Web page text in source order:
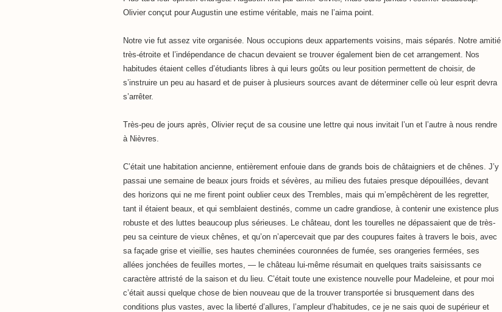
Olivier conçut pour Augustin une estime véritable, mais ne l’aima point.
Notre vie fut assez vite organisée. Nous occupions deux appartements voisins, mais séparés. Notre amitié
très-étroite et l’indépendance de chacun devaient se trouver également bien de cet arrangement. Nos
habitudes étaient celles d’étudiants libres à qui leurs goûts ou leur position permettent de choisir, de
s’instruire un peu au hasard et de puiser à plusieurs sources avant de déterminer celle où leur esprit devra
s’arrêter.
Très-peu de jours après, Olivier reçut de sa cousine une lettre qui nous invitait l’un et l’autre à nous rendre
à Nièvres.
C’était une habitation ancienne, entièrement enfouie dans de grands bois de châtaigniers et de chênes. J’y
passai une semaine de beaux jours froids et sévères, au milieu des futaies presque dépouillées, devant
des horizons qui ne me firent point oublier ceux des Trembles, mais qui m’empêchèrent de les regretter,
tant il étaient beaux, et qui semblaient destinés, comme un cadre grandiose, à contenir une existence plus
robuste et des luttes beaucoup plus sérieuses. Le château, dont les tourelles ne dépassaient que de très-
peu sa ceinture de vieux chênes, et qu’on n’apercevait que par des coupures faites à travers le bois, avec
sa façade grise et vieillie, ses hautes cheminées couronnées de fumée, ses orangeries fermées, ses
allées jonchées de feuilles mortes, — le château lui-même résumait en quelques traits saisissants ce
caractère attristé de la saison et du lieu. C’était toute une existence nouvelle pour Madeleine, et pour moi
c’était aussi quelque chose de bien nouveau que de la trouver transportée si brusquement dans des
conditions plus vastes, avec la liberté d’allures, l’ampleur d’habitudes, ce je ne sais quoi de supérieur et